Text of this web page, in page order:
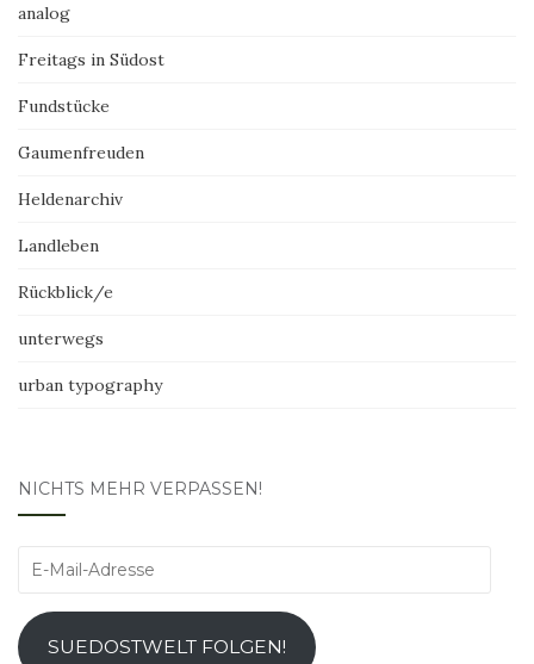
analog
Freitags in Südost
Fundstücke
Gaumenfreuden
Heldenarchiv
Landleben
Rückblick/e
unterwegs
urban typography
NICHTS MEHR VERPASSEN!
E-
Adresse
SUEDOSTWELT FOLGEN!